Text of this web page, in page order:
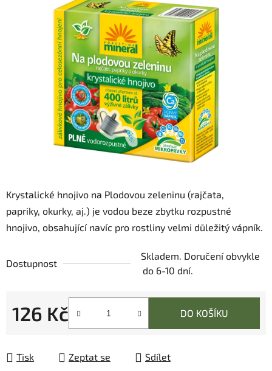
Krystalické hnojivo na Plodovou zeleninu (rajčata,
papriky, okurky, aj.) je vodou beze zbytku rozpustné
hnojivo, obsahující navíc pro rostliny velmi důležitý vápník.
Dostupnost
Skladem. Doručení obvykle
do 6-10 dní.
126 Kč DO KOŠÍKU
Tisk Zeptat se Sdílet